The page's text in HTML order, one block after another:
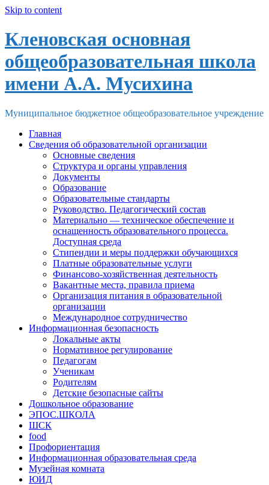
Skip to content
Кленовская основная
общеобразовательная школа
имени А.А. Мусихина
Муниципальное бюджетное общеобразовательное учреждение
Главная
Сведения об образовательной организации
Основные сведения
Структура и органы управления
Документы
Образование
Образовательные стандарты
Руководство. Педагогический состав
Материально — техническое обеспечение и
оснащенность образовательного процесса.
Доступная среда
Стипендии и меры поддержки обучающихся
Платные образовательные услуги
Финансово-хозяйственная деятельность
Вакантные места, правила приема
Организация питания в образовательной
организации
Международное сотрудничество
Информационная безопасность
Локальные акты
Нормативное регулирование
Педагогам
Ученикам
Родителям
Детские безопасные сайты
Дошкольное образование
ЭПОС.ШКОЛА
ШСК
food
Профориентация
Информационная образовательная среда
Музейная комната
ЮИД